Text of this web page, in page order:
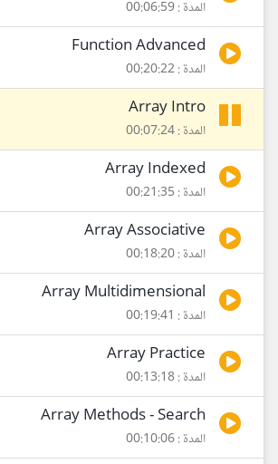
المدة : 00:06:59
Function Advanced
المدة : 00:20:22
Array Intro
المدة : 00:07:24
Array Indexed
المدة : 00:21:35
Array Associative
المدة : 00:18:20
Array Multidimensional
المدة : 00:19:41
Array Practice
المدة : 00:13:18
Array Methods - Search
المدة : 00:10:06